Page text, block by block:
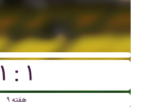
۱ : ۱
هفته ۹